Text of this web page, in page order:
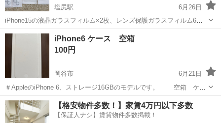
塩尻駅
6月26日
iPhone15の液晶ガラスフィルム×2枚、レンズ保護ガラスフィルム6
枚、新品未使用です✨
長野 塩尻市 ガラス
iPhone6 ケース 空箱
100円
岡谷市
6月21日
＃AppleのiPhone 6、ストレージ16GBのモデルです。 空箱 ケー
スです。スマホは入っておりません。 - ブランド: Apple - モデル:
iPhone 6 - ストレージ: 16GB -ゴールド ご...
長野 岡谷市 その他 空箱
【格安物件多数！】家賃4万円以下多数
【保証人ナシ】賃貸物件多数掲載！